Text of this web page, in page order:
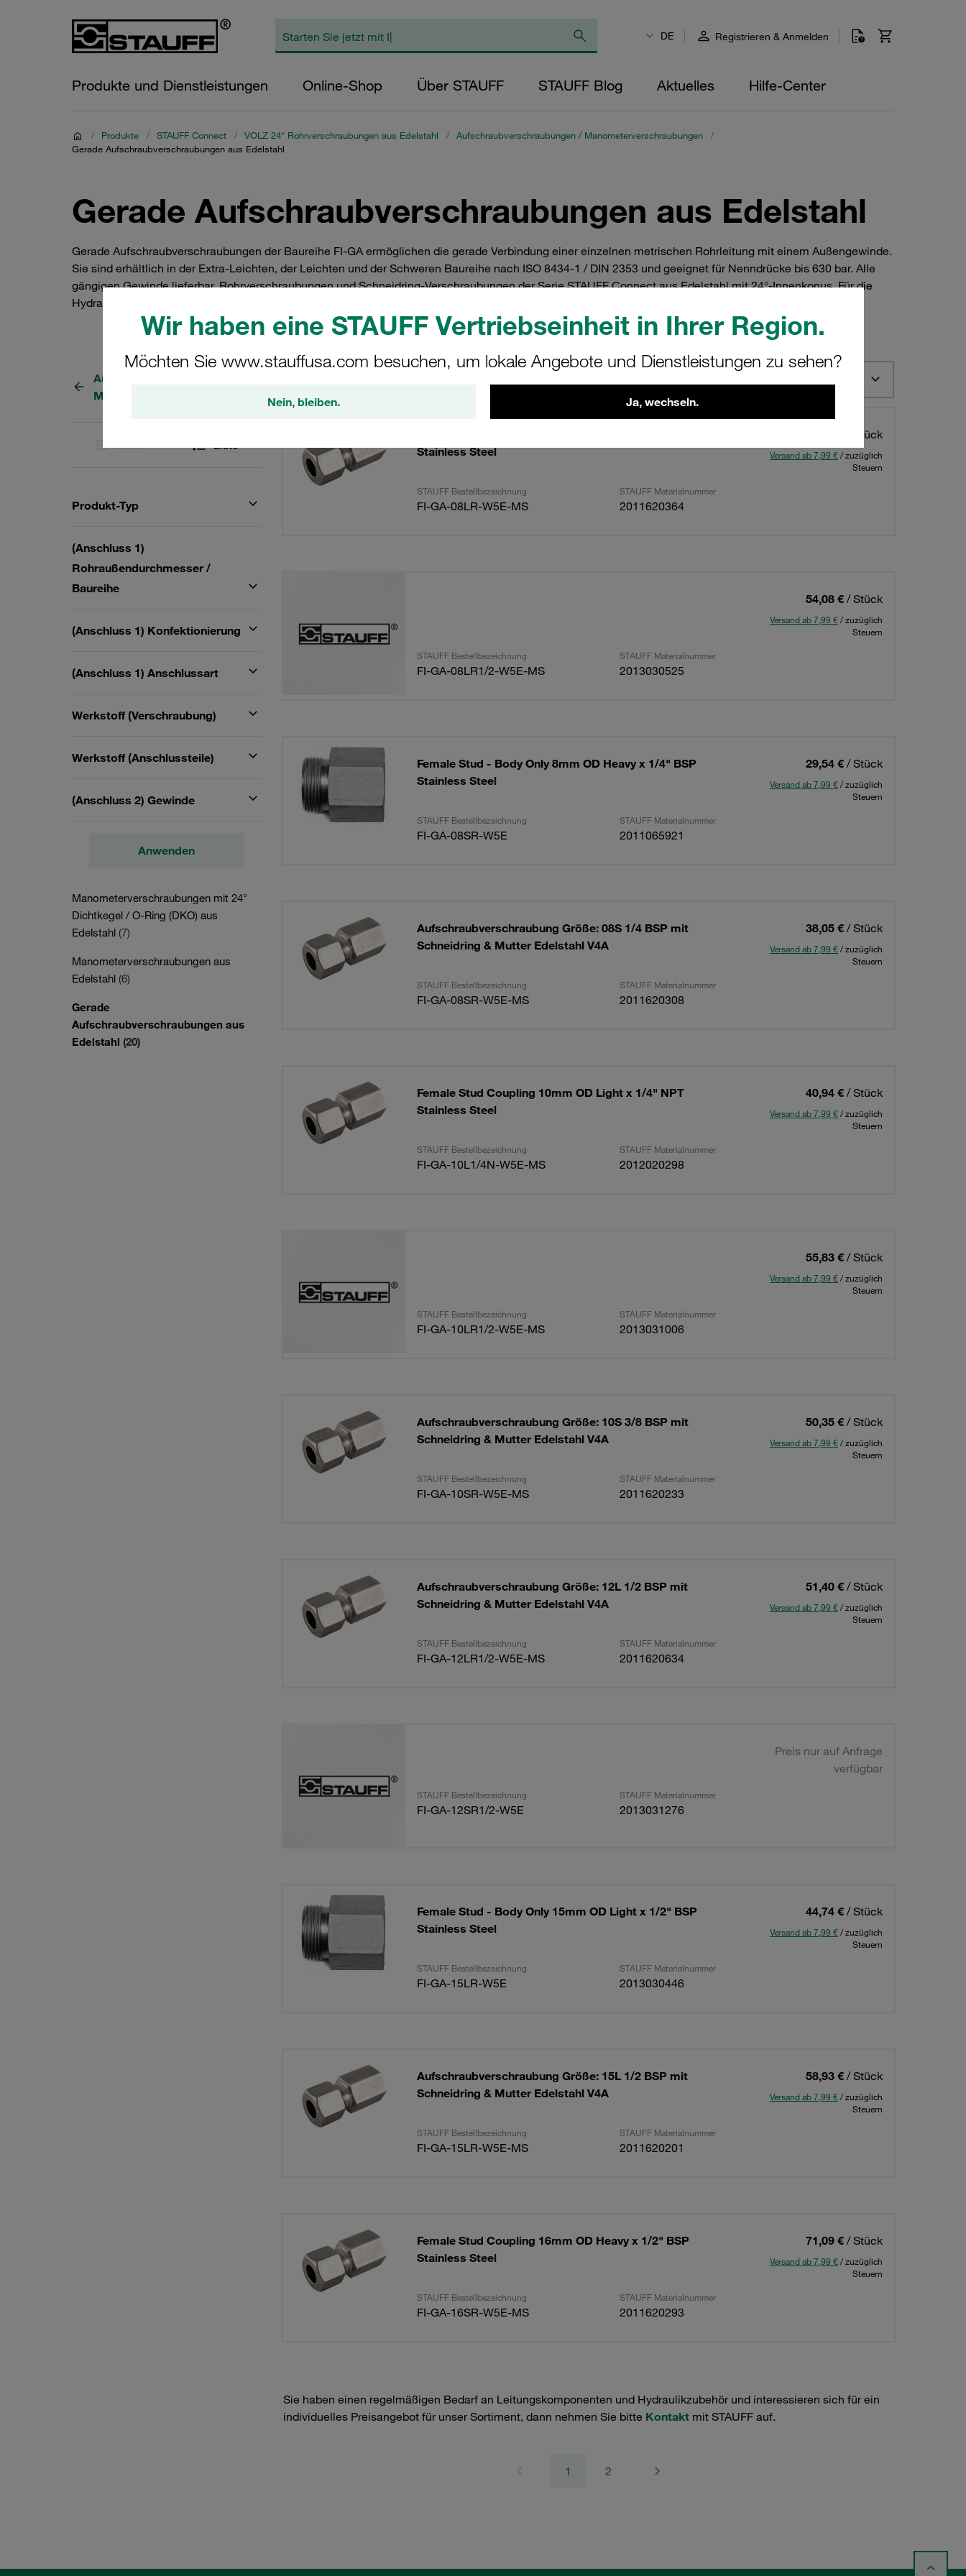
Wir haben eine STAUFF Vertriebseinheit in Ihrer Region.
Möchten Sie www.stauffusa.com besuchen, um lokale Angebote und Dienstleistungen zu sehen?
Nein, bleiben. Ja, wechseln.
DE Registrieren & Anmelden
Produkte und Dienstleistungen Online-Shop Über STAUFF STAUFF Blog Aktuelles Hilfe-Center
/ Produkte / STAUFF Connect / VOLZ 24° Rohrverschraubungen aus Edelstahl / Aufschraubverschraubungen / Manometerverschraubungen
/
Gerade Aufschraubverschraubungen aus Edelstahl
Gerade Aufschraubverschraubungen aus Edelstahl
Gerade Aufschraubverschraubungen der Baureihe FI-GA ermöglichen die gerade Verbindung einer einzelnen metrischen Rohrleitung mit einem Außengewinde.
Sie sind erhältlich in der Extra-Leichten, der Leichten und der Schweren Baureihe nach ISO 8434-1 / DIN 2353 und geeignet für Nenndrücke bis 630 bar. Alle
gängigen Gewinde lieferbar. Rohrverschraubungen und Schneidring-Verschraubungen der Serie STAUFF Connect aus Edelstahl mit 24°-Innenkonus. Für die
Hydraulik.
Aufschraubverschraubungen /
Manometerverschraubungen
Gitter Liste
Produkt-Typ
(Anschluss 1)
Rohraußendurchmesser /
Baureihe
(Anschluss 1) Konfektionierung
(Anschluss 1) Anschlussart
Werkstoff (Verschraubung)
Werkstoff (Anschlussteile)
(Anschluss 2) Gewinde
Anwenden
Manometerverschraubungen mit 24°
Dichtkegel / O-Ring (DKO) aus
Edelstahl (7)
Manometerverschraubungen aus
Edelstahl (6)
Gerade
Aufschraubverschraubungen aus
Edelstahl (20)
Stainless Steel
/ Stück
Versand ab 7,99 €/ zuzüglich
Steuern
STAUFF Bestellbezeichnung STAUFF Materialnummer
FI-GA-08LR-W5E-MS 2011620364
54,08 € / Stück
Versand ab 7,99 €/ zuzüglich
Steuern
STAUFF Bestellbezeichnung STAUFF Materialnummer
FI-GA-08LR1/2-W5E-MS 2013030525
Female Stud - Body Only 8mm OD Heavy x 1/4" BSP
Stainless Steel
29,54 € / Stück
Versand ab 7,99 €/ zuzüglich
Steuern
STAUFF Bestellbezeichnung STAUFF Materialnummer
FI-GA-08SR-W5E 2011065921
Aufschraubverschraubung Größe: 08S 1/4 BSP mit
Schneidring & Mutter Edelstahl V4A
38,05 € / Stück
Versand ab 7,99 €/ zuzüglich
Steuern
STAUFF Bestellbezeichnung STAUFF Materialnummer
FI-GA-08SR-W5E-MS 2011620308
Female Stud Coupling 10mm OD Light x 1/4" NPT
Stainless Steel
40,94 € / Stück
Versand ab 7,99 €/ zuzüglich
Steuern
STAUFF Bestellbezeichnung STAUFF Materialnummer
FI-GA-10L1/4N-W5E-MS 2012020298
55,83 € / Stück
Versand ab 7,99 €/ zuzüglich
Steuern
STAUFF Bestellbezeichnung STAUFF Materialnummer
FI-GA-10LR1/2-W5E-MS 2013031006
Aufschraubverschraubung Größe: 10S 3/8 BSP mit
Schneidring & Mutter Edelstahl V4A
50,35 € / Stück
Versand ab 7,99 €/ zuzüglich
Steuern
STAUFF Bestellbezeichnung STAUFF Materialnummer
FI-GA-10SR-W5E-MS 2011620233
Aufschraubverschraubung Größe: 12L 1/2 BSP mit
Schneidring & Mutter Edelstahl V4A
51,40 € / Stück
Versand ab 7,99 €/ zuzüglich
Steuern
STAUFF Bestellbezeichnung STAUFF Materialnummer
FI-GA-12LR1/2-W5E-MS 2011620634
Preis nur auf Anfrage
verfügbar
STAUFF Bestellbezeichnung STAUFF Materialnummer
FI-GA-12SR1/2-W5E 2013031276
Female Stud - Body Only 15mm OD Light x 1/2" BSP
Stainless Steel
44,74 € / Stück
Versand ab 7,99 €/ zuzüglich
Steuern
STAUFF Bestellbezeichnung STAUFF Materialnummer
FI-GA-15LR-W5E 2013030446
Aufschraubverschraubung Größe: 15L 1/2 BSP mit
Schneidring & Mutter Edelstahl V4A
58,93 € / Stück
Versand ab 7,99 €/ zuzüglich
Steuern
STAUFF Bestellbezeichnung STAUFF Materialnummer
FI-GA-15LR-W5E-MS 2011620201
Female Stud Coupling 16mm OD Heavy x 1/2" BSP
Stainless Steel
71,09 € / Stück
Versand ab 7,99 €/ zuzüglich
Steuern
STAUFF Bestellbezeichnung STAUFF Materialnummer
FI-GA-16SR-W5E-MS 2011620293
Sie haben einen regelmäßigen Bedarf an Leitungskomponenten und Hydraulikzubehör und interessieren sich für ein
individuelles Preisangebot für unser Sortiment, dann nehmen Sie bitte Kontaktmit STAUFF auf.
1 2